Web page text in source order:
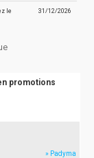
le
31/12/2026
promotions
» Padyma